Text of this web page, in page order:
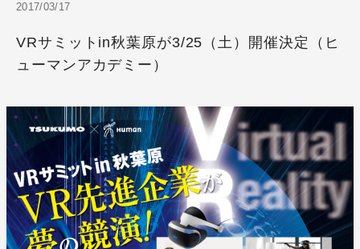
2017/03/17
VRサミットin秋葉原が3/25（土）開催決定（ヒ
ューマンアカデミー）